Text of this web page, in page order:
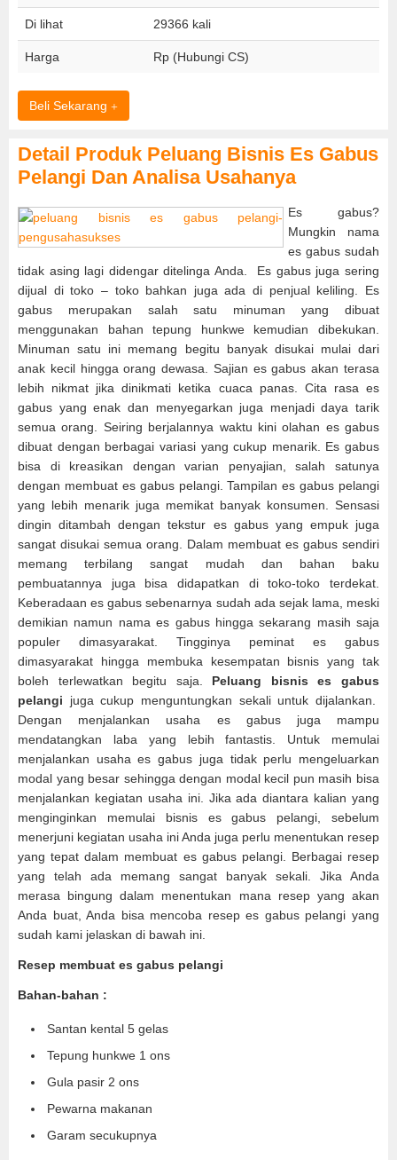
Di lihat 29366 kali
Harga Rp (Hubungi CS)
Beli Sekarang
Detail Produk Peluang Bisnis Es Gabus
Pelangi Dan Analisa Usahanya
Es gabus?
Mungkin nama
es gabus sudah
tidak asing lagi didengar ditelinga Anda. Es gabus juga sering
dijual di toko – toko bahkan juga ada di penjual keliling. Es
gabus merupakan salah satu minuman yang dibuat
menggunakan bahan tepung hunkwe kemudian dibekukan.
Minuman satu ini memang begitu banyak disukai mulai dari
anak kecil hingga orang dewasa. Sajian es gabus akan terasa
lebih nikmat jika dinikmati ketika cuaca panas. Cita rasa es
gabus yang enak dan menyegarkan juga menjadi daya tarik
semua orang. Seiring berjalannya waktu kini olahan es gabus
dibuat dengan berbagai variasi yang cukup menarik. Es gabus
bisa di kreasikan dengan varian penyajian, salah satunya
dengan membuat es gabus pelangi. Tampilan es gabus pelangi
yang lebih menarik juga memikat banyak konsumen. Sensasi
dingin ditambah dengan tekstur es gabus yang empuk juga
sangat disukai semua orang. Dalam membuat es gabus sendiri
memang terbilang sangat mudah dan bahan baku
pembuatannya juga bisa didapatkan di toko-toko terdekat.
Keberadaan es gabus sebenarnya sudah ada sejak lama, meski
demikian namun nama es gabus hingga sekarang masih saja
populer dimasyarakat. Tingginya peminat es gabus
dimasyarakat hingga membuka kesempatan bisnis yang tak
boleh terlewatkan begitu saja. Peluang bisnis es gabus
pelangi juga cukup menguntungkan sekali untuk dijalankan.
Dengan menjalankan usaha es gabus juga mampu
mendatangkan laba yang lebih fantastis. Untuk memulai
menjalankan usaha es gabus juga tidak perlu mengeluarkan
modal yang besar sehingga dengan modal kecil pun masih bisa
menjalankan kegiatan usaha ini. Jika ada diantara kalian yang
menginginkan memulai bisnis es gabus pelangi, sebelum
menerjuni kegiatan usaha ini Anda juga perlu menentukan resep
yang tepat dalam membuat es gabus pelangi. Berbagai resep
yang telah ada memang sangat banyak sekali. Jika Anda
merasa bingung dalam menentukan mana resep yang akan
Anda buat, Anda bisa mencoba resep es gabus pelangi yang
sudah kami jelaskan di bawah ini.
Resep membuat es gabus pelangi
Bahan-bahan :
Santan kental 5 gelas
Tepung hunkwe 1 ons
Gula pasir 2 ons
Pewarna makanan
Garam secukupnya